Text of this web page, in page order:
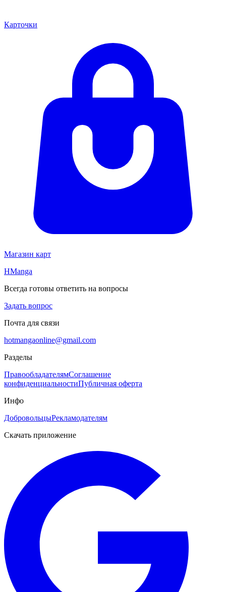
Карточки
Магазин карт
HManga
Всегда готовы ответить на вопросы
Задать вопрос
Почта для связи
hotmangaonline@gmail.com
Разделы
ПравообладателямСоглашение
конфиденциальностиПубличная оферта
Инфо
ДобровольцыРекламодателям
Скачать приложение